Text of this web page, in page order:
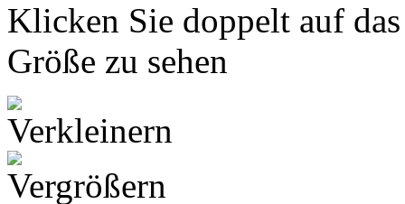
Klicken Sie doppelt auf
Größe zu sehen